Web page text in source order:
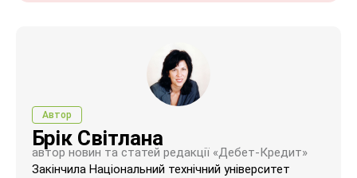
Автор
Брік Світлана
автор новин та статей редакції «Дебет-Кредит»
Закінчила Національний технічний університет